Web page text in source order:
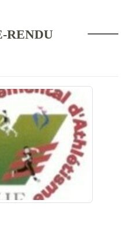
RENDU